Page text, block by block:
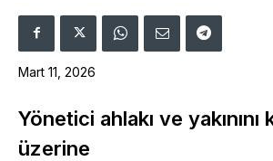
Mart 11, 2026
Yönetici ahlakı ve yakınını
üzerine